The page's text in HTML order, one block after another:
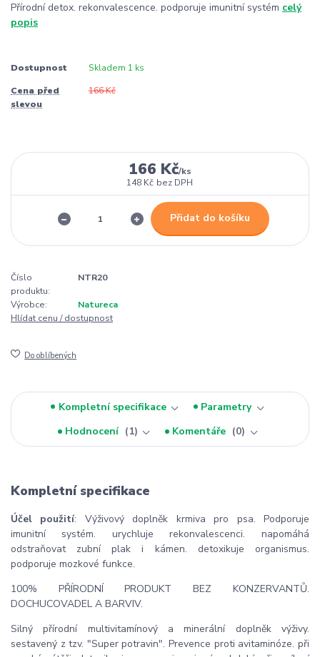
Přírodní detox. rekonvalescence. podporuje imunitní systém celý
popis
Dostupnost Skladem 1 ks
Cena před
slevou
166 Kč
166 Kč/ks
148 Kč bez DPH
Přidat do košíku
Číslo
produktu:
NTR20
Výrobce:
Natureca
Hlídat cenu / dostupnost
Do oblíbených
Kompletní specifikace
Parametry
Hodnocení
1 Komentáře 0
Kompletní specifikace
Účel použití: Výživový doplněk krmiva pro psa. Podporuje
imunitní systém. urychluje rekonvalescenci. napomáhá
odstraňovat zubní plak i kámen. detoxikuje organismus.
podporuje mozkové funkce.
100% PŘÍRODNÍ PRODUKT BEZ KONZERVANTŮ.
DOCHUCOVADEL A BARVIV.
Silný přírodní multivitamínový a minerální doplněk výživy.
sestavený z tzv. "Super potravin". Prevence proti avitaminóze. při